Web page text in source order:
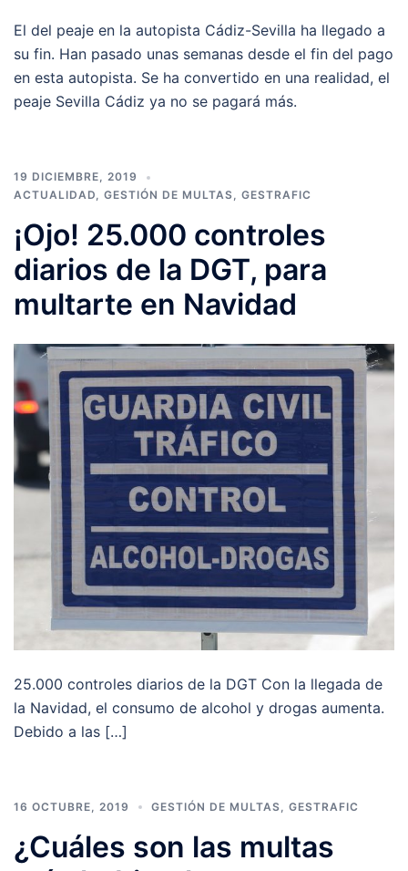
El del peaje en la autopista Cádiz-Sevilla ha llegado a
su fin. Han pasado unas semanas desde el fin del pago
en esta autopista. Se ha convertido en una realidad, el
peaje Sevilla Cádiz ya no se pagará más.
19 DICIEMBRE, 2019
ACTUALIDAD
GESTIÓN DE MULTAS GESTRAFIC
¡Ojo! 25.000 controles
diarios de la DGT, para
multarte en Navidad
25.000 controles diarios de la DGT Con la llegada de
la Navidad, el consumo de alcohol y drogas aumenta.
Debido a las […]
16 OCTUBRE, 2019 GESTIÓN DE MULTAS GESTRAFIC
¿Cuáles son las multas